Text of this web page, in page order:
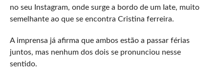
no seu Instagram, onde surge a bordo de um Iate, muito
semelhante ao que se encontra Cristina ferreira.
A imprensa já afirma que ambos estão a passar férias
juntos, mas nenhum dos dois se pronunciou nesse
sentido.